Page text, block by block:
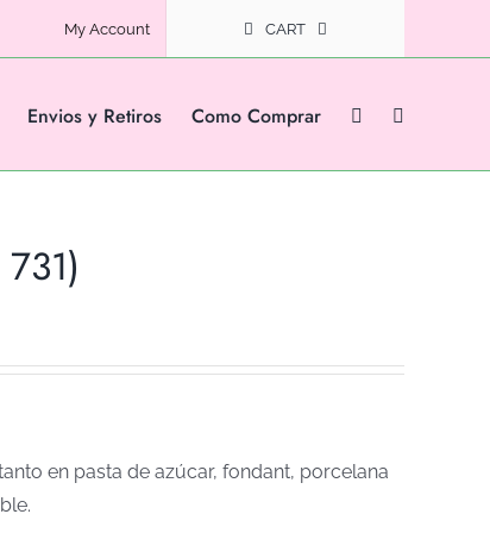
My Account CART
Envios y Retiros Como Comprar
en pasta de azúcar, fondant, porcelana